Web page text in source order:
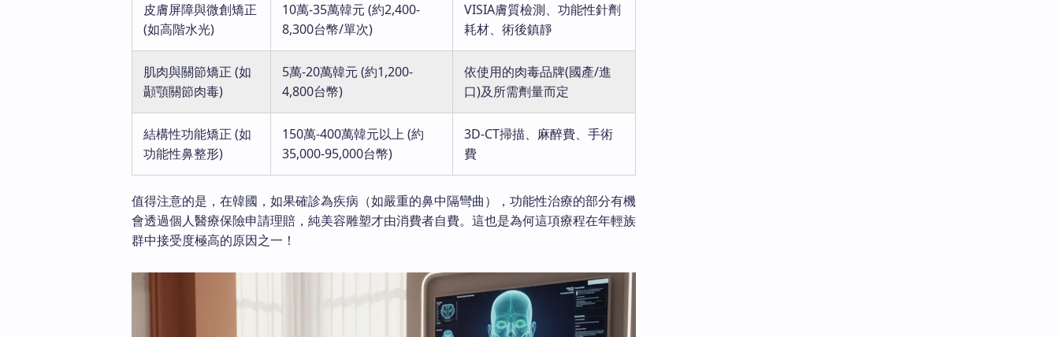
皮膚屏障與微創矯正
(如高階水光)
10萬-35萬韓元 (約2,400-
8,300台幣/單次)
VISIA膚質檢測、功能性針劑
耗材、術後鎮靜
肌肉與關節矯正 (如
顳顎關節肉毒)
5萬-20萬韓元 (約1,200-
4,800台幣)
依使用的肉毒品牌(國產/進
口)及所需劑量而定
結構性功能矯正 (如
功能性鼻整形)
150萬-400萬韓元以上 (約
35,000-95,000台幣)
3D-CT掃描、麻醉費、手術
費
值得注意的是，在韓國，如果確診為疾病（如嚴重的鼻中隔彎曲），功能性治療的部分有機
會透過個人醫療保險申請理賠，純美容雕塑才由消費者自費。這也是為何這項療程在年輕族
群中接受度極高的原因之一！